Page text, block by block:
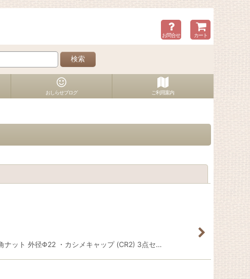
お問合せ カート
検索
おしらせブログ ご利用案内
ナット 外径Φ22 ・カシメキャップ (CR2) 3点セ…